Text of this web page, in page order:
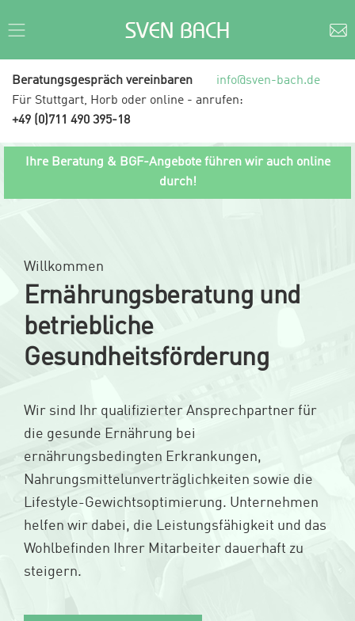
SVEN BACH
Beratungsgespräch vereinbaren
info@sven-bach.de
Für Stuttgart, Horb oder online - anrufen:
+49 (0)711 490 395-18
Ihre Beratung & BGF-Angebote führen wir auch online
durch!
Willkommen
Ernährungsberatung und
betriebliche
Gesundheitsförderung
Wir sind Ihr qualifizierter Ansprechpartner für
die gesunde Ernährung bei
ernährungsbedingten Erkrankungen,
Nahrungsmittelunverträglichkeiten sowie die
Lifestyle-Gewichtsoptimierung. Unternehmen
helfen wir dabei, die Leistungsfähigkeit und das
Wohlbefinden Ihrer Mitarbeiter dauerhaft zu
steigern.